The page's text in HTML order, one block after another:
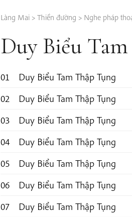
Làng Mai> Thiền đường > Nghe pháp
Duy Biểu
01 Duy Biểu Tam Thập Tụng
02
Duy Biểu Tam Thập Tụng
03
Duy Biểu Tam Thập Tụng
04
Duy Biểu Tam Thập Tụng
05
Duy Biểu Tam Thập Tụng
06
Duy Biểu Tam Thập Tụng
07
Duy Biểu Tam Thập Tụng